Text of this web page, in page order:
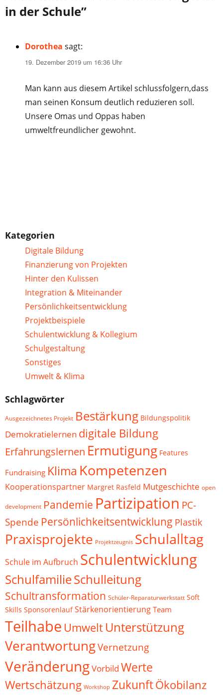
in der Schule”
Dorothea sagt:
19. Dezember 2019 um 16:36 Uhr
Man kann aus diesem Artikel schlussfolgern,dass
man seinen Konsum deutlich reduzieren soll.
Unsere Omas und Oppas haben
umweltfreundlicher gewohnt.
Kategorien
Digitale Bildung
Finanzierung von Projekten
Hinter den Kulissen
Integration & Miteinander
Persönlichkeitsentwicklung
Projektbeispiele
Schulentwicklung & Kollegium
Schulgestaltung
Sonstiges
Umwelt & Klima
Schlagwörter
Ausgezeichnetes Projekt Bestärkung Bildungspolitik
Demokratielernen digitale Bildung
Erfahrungslernen Ermutigung Features
Fundraising Klima Kompetenzen
Kooperationspartner Margret Rasfeld Mutgeschichte open
development Pandemie Partizipation PC-
Spende Persönlichkeitsentwicklung Plastik
Praxisprojekte Projektzeugnis Schulalltag
Schule im Aufbruch Schulentwicklung
SchulfamilieSchulleitung
Schultransformation Schüler-Reparaturwerkstatt Soft
Skills Sponsorenlauf Stärkenorientierung Team
Teilhabe Umwelt Unterstützung
VerantwortungVernetzung
VeränderungVorbild Werte
Wertschätzung Workshop ZukunftÖkobilanz